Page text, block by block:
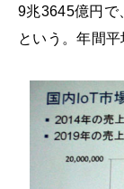
9兆3645億円で
という。年間